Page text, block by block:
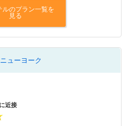
ルのプラン一覧を
見る
ューヨーク
近接